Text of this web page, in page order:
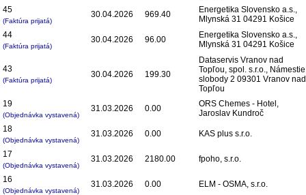
45
(Faktúra prijatá)
30.04.2026 969.40
Energetika Slovensko a.s.,
Mlynská 31 04291 Košice
44
(Faktúra prijatá)
30.04.2026 96.00
Energetika Slovensko a.s.,
Mlynská 31 04291 Košice
43
(Faktúra prijatá)
30.04.2026 199.30
Dataservis Vranov nad
Topľou, spol. s.r.o., Námestie
slobody 2 09301 Vranov nad
Topľou
19
(Objednávka vystavená)
31.03.2026 0.00
ORS Chemes - Hotel,
Jaroslav Kundroč
18
(Objednávka vystavená)
31.03.2026 0.00 KAS plus s.r.o.
17
(Objednávka vystavená)
31.03.2026 2180.00 fpoho, s.r.o.
16
(Objednávka vystavená)
31.03.2026 0.00 ELM - OSMA, s.r.o.